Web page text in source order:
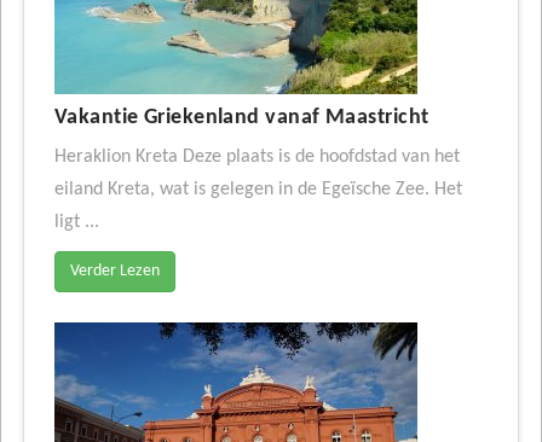
Vakantie Griekenland vanaf Maastricht
Heraklion Kreta Deze plaats is de hoofdstad van het
eiland Kreta, wat is gelegen in de Egeïsche Zee. Het
ligt ...
Verder Lezen